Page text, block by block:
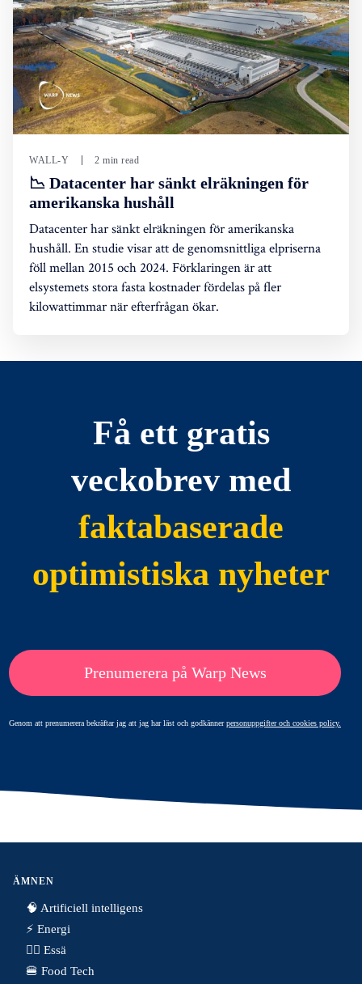
WALL-Y 2 min read
📉 Datacenter har sänkt elräkningen för
amerikanska hushåll
Datacenter har sänkt elräkningen för amerikanska
hushåll. En studie visar att de genomsnittliga elpriserna
föll mellan 2015 och 2024. Förklaringen är att
elsystemets stora fasta kostnader fördelas på fler
kilowattimmar när efterfrågan ökar.
Få ett gratis
veckobrev med
faktabaserade
optimistiska nyheter
Prenumerera på Warp News
Genom att prenumerera bekräftar jag att jag har läst och godkännerpersonuppgifter och cookies policy.
ÄMNEN
🧠 Artificiell intelligens
⚡️ Energi
✍🏼 Essä
🍔 Food Tech